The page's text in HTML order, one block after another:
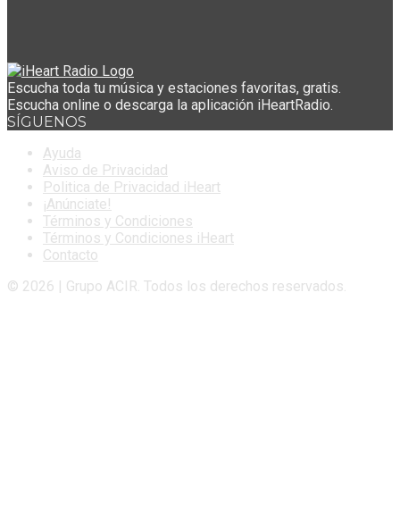
Escucha toda tu música y estaciones favoritas, gratis.
Escucha online o descarga la aplicación iHeartRadio.
SÍGUENOS
Ayuda
Aviso de Privacidad
Politica de Privacidad iHeart
¡Anúnciate!
Términos y Condiciones
Términos y Condiciones iHeart
Contacto
© 2026 | Grupo ACIR. Todos los derechos reservados.